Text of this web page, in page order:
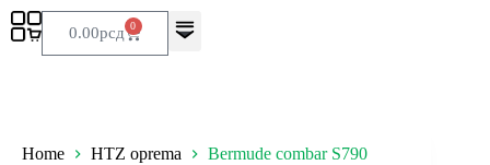
0.00рсд 0
Home HTZ oprema Bermude combar S790